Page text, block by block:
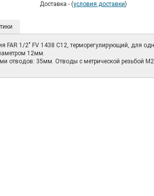
Доставка - (условия доставки)
FAR 1/2" FV 1438 C12, терморегулирующий, для
12мм.
отводов: 35мм. Отводы с метрической резьбой